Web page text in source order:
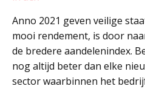
Anno 2021 geven veilige
mooi rendement, is door
de bredere aandelenindex.
nog altijd beter dan elke
sector waarbinnen het